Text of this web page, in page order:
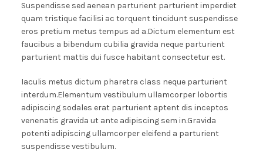
Suspendisse sed aenean parturient parturient imperdiet
quam tristique facilisi ac torquent tincidunt suspendisse
eros pretium metus tempus ad a.Dictum elementum est
faucibus a bibendum cubilia gravida neque parturient
parturient mattis dui fusce habitant consectetur est.
Iaculis metus dictum pharetra class neque parturient
interdum.Elementum vestibulum ullamcorper lobortis
adipiscing sodales erat parturient aptent dis inceptos
venenatis gravida ut ante adipiscing sem in.Gravida
potenti adipiscing ullamcorper eleifend a parturient
suspendisse vestibulum.